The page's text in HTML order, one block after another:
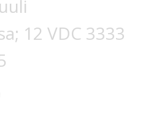
12 VDC 3333